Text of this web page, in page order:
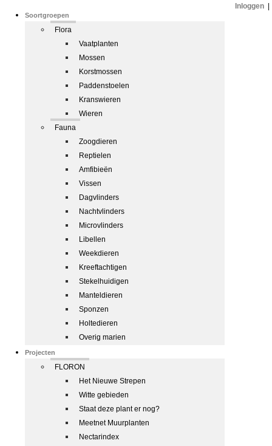
Soortgroepen
Flora
Vaatplanten
Mossen
Korstmossen
Paddenstoelen
Kranswieren
Wieren
Fauna
Zoogdieren
Reptielen
Amfibieën
Vissen
Dagvlinders
Nachtvlinders
Microvlinders
Libellen
Weekdieren
Kreeftachtigen
Stekelhuidigen
Manteldieren
Sponzen
Holtedieren
Overig marien
Projecten
FLORON
Het Nieuwe Strepen
Witte gebieden
Staat deze plant er nog?
Meetnet Muurplanten
Nectarindex
Inloggen